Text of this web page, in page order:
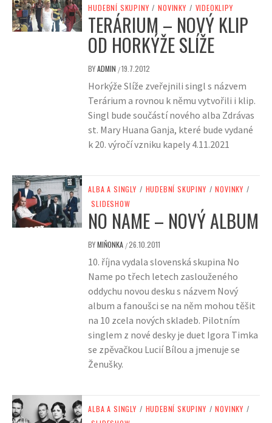
HUDEBNÍ SKUPINY / NOVINKY / VIDEOKLIPY
TERÁRIUM – NOVÝ KLIP
OD HORKÝŽE SLÍŽE
BYADMIN /19.7.2012
Horkýže Slíže zveřejnili singl s názvem
Terárium a rovnou k němu vytvořili i klip.
Singl bude součástí nového alba Zdrávas
st. Mary Huana Ganja, které bude vydané
k 20. výročí vzniku kapely 4.11.2021
ALBA A SINGLY / HUDEBNÍ SKUPINY / NOVINKY /
SLIDESHOW
NO NAME – NOVÝ ALBUM
BYMIŇONKA /26.10.2011
10. října vydala slovenská skupina No
Name po třech letech zaslouženého
oddychu novou desku s názvem Nový
album a fanoušci se na něm mohou těšit
na 10 zcela nových skladeb. Pilotním
singlem z nové desky je duet Igora Timka
se zpěvačkou Lucií Bílou a jmenuje se
Ženušky.
ALBA A SINGLY / HUDEBNÍ SKUPINY / NOVINKY /